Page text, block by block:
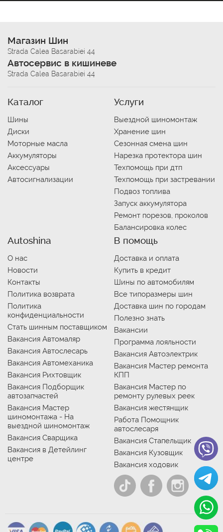
Магазин Шин
Strada Calea Basarabiei 44
Автосервис в кишиневе
Strada Calea Basarabiei 44
Каталог
Шины
Диски
Моторные масла
Аккумуляторы
Аксессуары
Автосигнализации
Услуги
Выездной шиномонтаж
Хранение шин
Сезонная смена шин
Нарезка протектора шин
Техпомощь при дтп
Техпомощь при застревании
Подвоз топлива
Запуск аккумулятора
Ремонт порезов, проколов
Балансировка колес
Autoshina
О нас
Новости
Контакты
Политика возврата
Политика
конфиденциальности
Стать шинным поставщиком
Вакансия Автомаляр
Вакансия Автослесарь
Вакансия Автомеханика
Вакансия Рихтовщик
Вакансия Подборщик
автозапчастей
Вакансия Мастер
шиномонтажа - На
выездной шиномонтаж
Вакансия Сварщика
Вакансия в Детейлинг
центре
В помощь
Доставка и оплата
Купить в кредит
Шины по автомобилям
Все типоразмеры шин
Доставка шин по городам
Полезно знать
Вакансии
Программа лояльности
Вакансия Автоэлектрик
Вакансия Мастер ремонта
КПП
Вакансия Мастер по
ремонту рулевых реек
Вакансия жестянщик
Работа Помощник
автослесаря
Вакансия Стапельщик
Вакансия Кузовщик
Вакансия ходовик